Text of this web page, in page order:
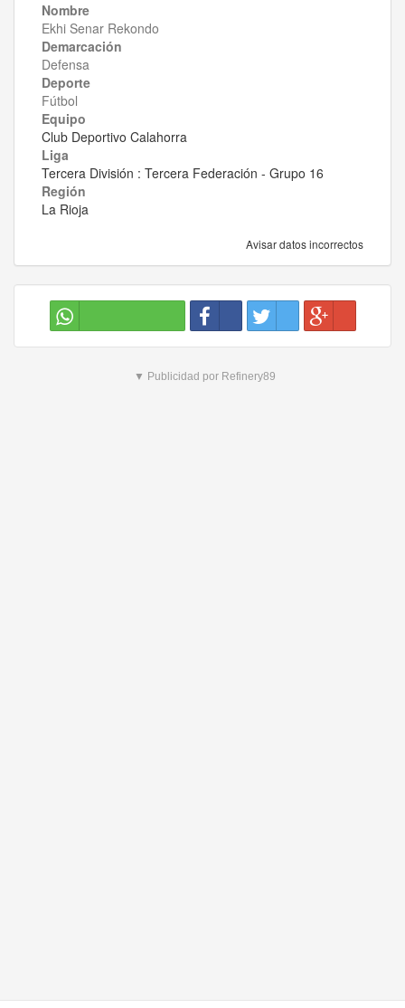
Nombre
Ekhi Senar Rekondo
Demarcación
Defensa
Deporte
Fútbol
Equipo
Club Deportivo Calahorra
Liga
Tercera División : Tercera Federación - Grupo 16
Región
La Rioja
Avisar datos incorrectos
▼ Publicidad por Refinery89